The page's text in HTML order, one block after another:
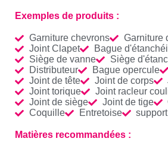
Exemples de produits :
Garniture chevrons
Garniture
Joint Clapet
Bague
Siège de vanne
Siège
Distributeur
Bague opercule
Joint de tête
Joint de corps
Joint torique
Joint racleur
Joint de siège
Joint de tige
Coquille
Entretoise
Matières recommandées :